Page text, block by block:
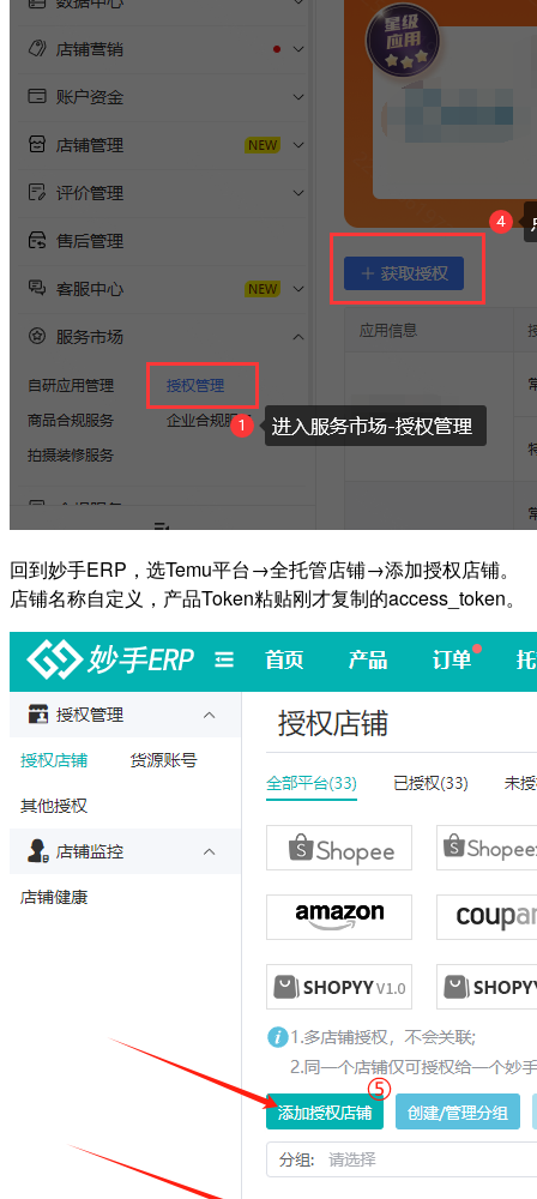
回到妙手ERP，选Temu平台→全托管店铺→添加授权店铺。
店铺名称自定义，产品Token粘贴刚才复制的access_token。